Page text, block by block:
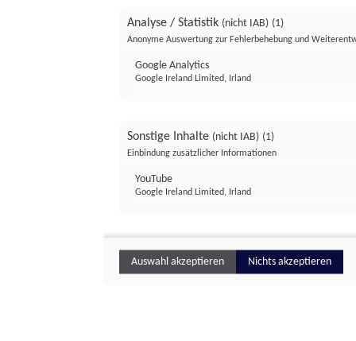
Analyse / Statistik (nicht IAB) (1)
Anonyme Auswertung zur Fehlerbehebung und
Google Analytics
Google Ireland Limited, Irland
Sonstige Inhalte (nicht IAB) (1)
Einbindung zusätzlicher Informationen
YouTube
Google Ireland Limited, Irland
Auswahl akzeptieren Nichts akzeptieren